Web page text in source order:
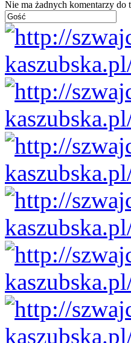
Nie ma żadnych komentarzy do